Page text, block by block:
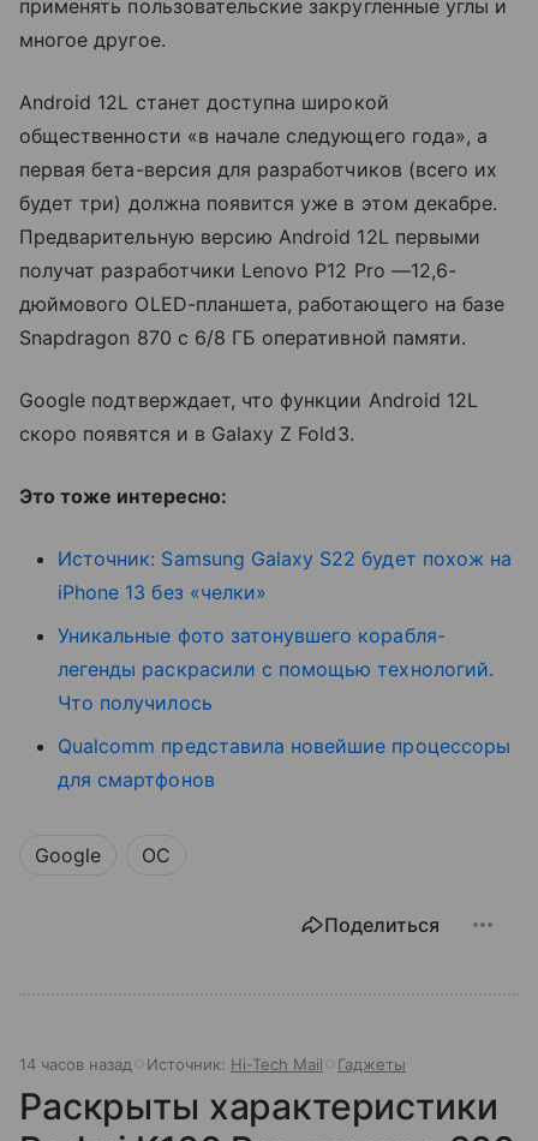
применять пользовательские закругленные углы и
многое другое.
Android 12L станет доступна широкой
общественности «в начале следующего года», а
первая бета-версия для разработчиков (всего их
будет три) должна появится уже в этом декабре.
Предварительную версию Android 12L первыми
получат разработчики Lenovo P12 Pro —12,6-
дюймового OLED-планшета, работающего на базе
Snapdragon 870 с 6/8 ГБ оперативной памяти.
Google подтверждает, что функции Android 12L
скоро появятся и в Galaxy Z Fold3.
Это тоже интересно:
Источник: Samsung Galaxy S22 будет похож на
iPhone 13 без «челки»
Уникальные фото затонувшего корабля-
легенды раскрасили с помощью технологий.
Что получилось
Qualcomm представила новейшие процессоры
для смартфонов
Google ОС
Поделиться
14 часов назад Источник: Hi-Tech Mail Гаджеты
Раскрыты характеристики